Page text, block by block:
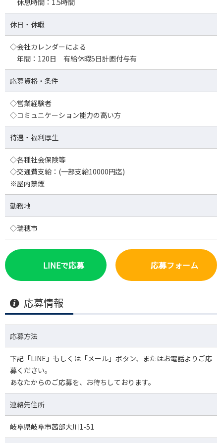
休日・休暇
◇会社カレンダーによる
年間：120日 有給休暇5日計画付与有
応募資格・条件
◇営業経験者
◇コミュニケーション能力の高い方
待遇・福利厚生
◇各種社会保険等
◇交通費支給：(一部支給10000円迄)
※屋内禁煙
勤務地
◇瑞穂市
LINEで応募 応募フォーム
応募情報
応募方法
下記「LINE」もしくは「メール」ボタン、またはお電話よりご応
募ください。
あなたからのご応募を、お待ちしております。
連絡先住所
岐阜県岐阜市茜部大川1-51